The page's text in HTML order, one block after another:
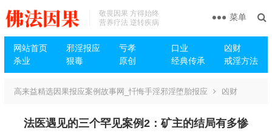
敬畏因果 方得始终
营养疗法 逆转疾病
网站首页 邪淫报应 亏孝 口业
凶财
杀业
狠毒 原创 经典传承 戒淫方法
菜单
高来益精选因果报应案例故事网_忏悔手淫邪淫堕胎报应 凶财
法医遇见的三个罕见案例2：矿主的结局有多惨